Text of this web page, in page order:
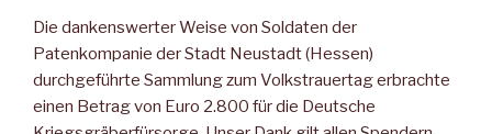
Die dankenswerter Weise von Soldaten der
Patenkompanie der Stadt Neustadt (Hessen)
durchgeführte Sammlung zum Volkstrauertag erbrachte
einen Betrag von Euro 2.800 für die Deutsche